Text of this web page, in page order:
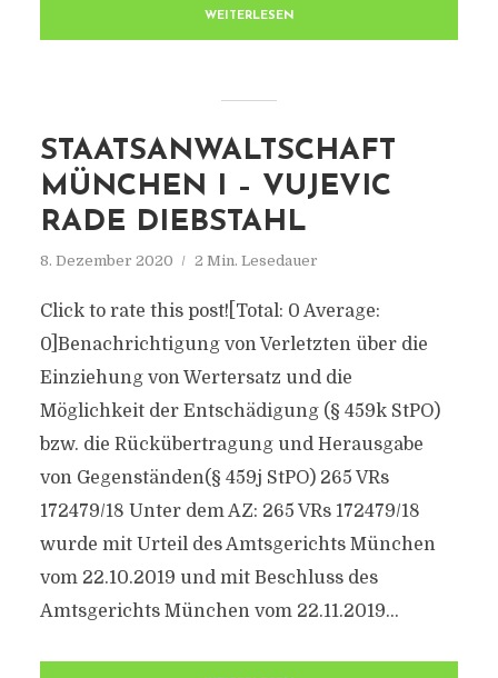
WEITERLESEN
STAATSANWALTSCHAFT
MÜNCHEN I – VUJEVIC
RADE DIEBSTAHL
8. Dezember 2020 2 Min. Lesedauer
Click to rate this post![Total: 0 Average:
0]Benachrichtigung von Verletzten über die
Einziehung von Wertersatz und die
Möglichkeit der Entschädigung (§ 459k StPO)
bzw. die Rückübertragung und Herausgabe
von Gegenständen(§ 459j StPO) 265 VRs
172479/18 Unter dem AZ: 265 VRs 172479/18
wurde mit Urteil des Amtsgerichts München
vom 22.10.2019 und mit Beschluss des
Amtsgerichts München vom 22.11.2019...